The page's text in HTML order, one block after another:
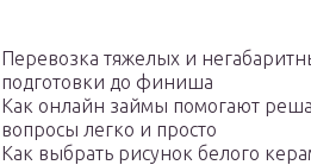
Перевозка тяжелых и
подготовки до финиша
Как онлайн займы помогают
вопросы легко и просто
Как выбрать рисунок белого